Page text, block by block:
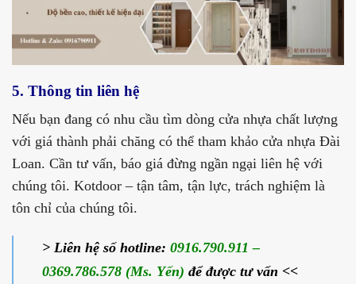
5. Thông tin liên hệ
Nếu bạn đang có nhu cầu tìm dòng cửa nhựa chất lượng
với giá thành phải chăng có thể tham khảo cửa nhựa Đài
Loan. Cần tư vấn, báo giá đừng ngần ngại liên hệ với
chúng tôi. Kotdoor – tận tâm, tận lực, trách nghiệm là
tôn chỉ của chúng tôi.
> Liên hệ số hotline: 0916.790.911 –
0369.786.578 (Ms. Yến) để được tư vấn <<